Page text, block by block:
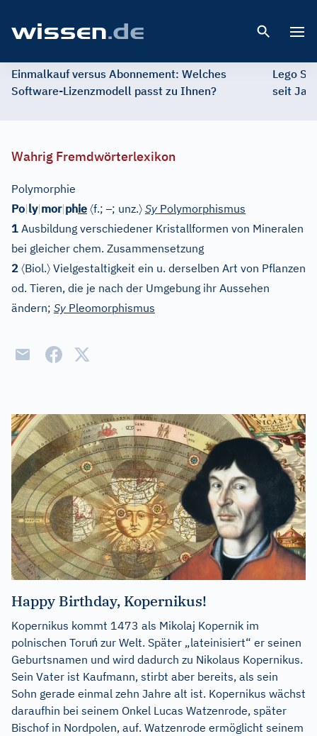
Einmalkauf versus Abonnement: Welches
Software-Lizenzmodell passt zu Ihnen?
Lego
seit
Wahrig Fremdwörterlexikon
Polymorphie
Po|ly|mor|phie 〈f.;–; unz.〉 Sy Polymorphismus
1 Ausbildung verschiedener Kristallformen von Mineralen
bei gleicher chem. Zusammensetzung
2 〈Biol.〉 Vielgestaltigkeit ein u. derselben Art von Pflanzen
od. Tieren, die je nach der Umgebung ihr Aussehen
ändern; Sy Pleomorphismus
Happy Birthday, Kopernikus!
Kopernikus kommt 1473 als Mikolaj Kopernik im
polnischen Toruń zur Welt. Später „lateinisiert“ er seinen
Geburtsnamen und wird dadurch zu Nikolaus Kopernikus.
Sein Vater ist Kaufmann, stirbt aber bereits, als sein
Sohn gerade einmal zehn Jahre alt ist. Kopernikus wächst
daraufhin bei seinem Onkel Lucas Watzenrode, später
Bischof in Nordpolen, auf. Watzenrode ermöglicht seinem